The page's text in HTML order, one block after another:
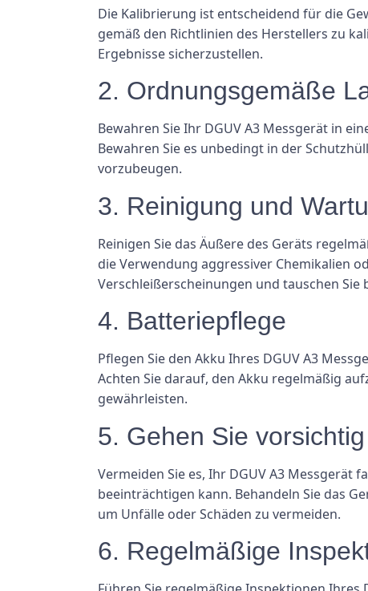
Die Kalibrierung ist entscheidend für die
gemäß den Richtlinien des Herstellers zu
Ergebnisse sicherzustellen.
2. Ordnungsgemäße
Bewahren Sie Ihr DGUV A3 Messgerät in
Bewahren Sie es unbedingt in der
vorzubeugen.
3. Reinigung und
Reinigen Sie das Äußere des Geräts
die Verwendung aggressiver Chemikalien
Verschleißerscheinungen und tauschen Sie
4. Batteriepflege
Pflegen Sie den Akku Ihres DGUV A3
Achten Sie darauf, den Akku regelmäßig
gewährleisten.
5. Gehen Sie
Vermeiden Sie es, Ihr DGUV A3 Messgerät
beeinträchtigen kann. Behandeln Sie das
um Unfälle oder Schäden zu vermeiden.
6. Regelmäßige